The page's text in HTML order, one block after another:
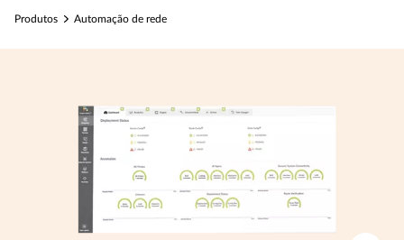
Produtos Automação de rede